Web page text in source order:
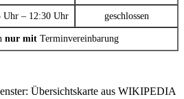
Uhr – 12:30 Uhr geschlossen
nur mit Terminvereinbarung